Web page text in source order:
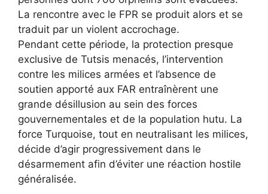
La rencontre avec le FPR se produit alors et se
traduit par un violent accrochage.
Pendant cette période, la protection presque
exclusive de Tutsis menacés, l’intervention
contre les milices armées et l’absence de
soutien apporté aux FAR entraînèrent une
grande désillusion au sein des forces
gouvernementales et de la population hutu. La
force Turquoise, tout en neutralisant les milices,
décide d’agir progressivement dans le
désarmement afin d’éviter une réaction hostile
généralisée.